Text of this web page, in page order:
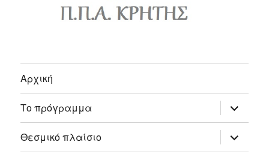
Αρχική
Το πρόγραμμα
expand
child
menu
Θεσμικό πλαίσιο
expand
child
menu